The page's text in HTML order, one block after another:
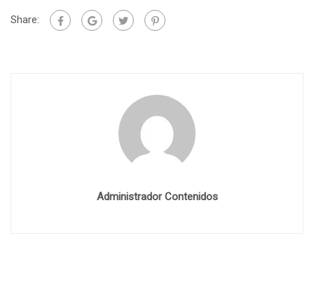
Share:
Administrador Contenidos